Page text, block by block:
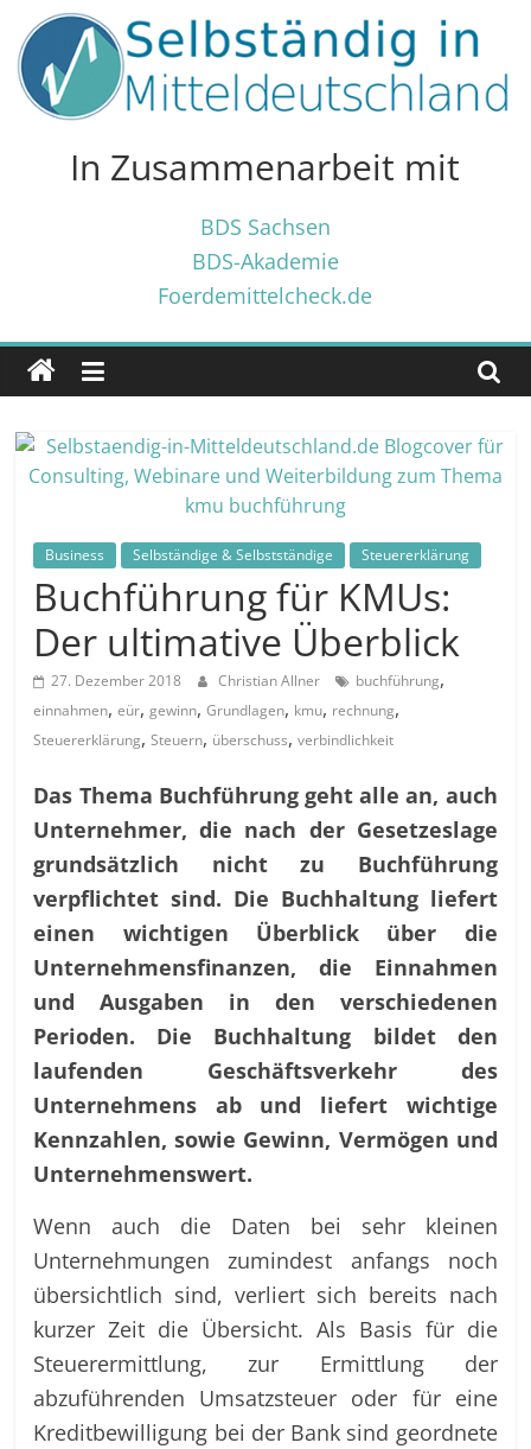
Inhalt
springen
Selbständig
Mitteldeutschland
Tricks
✓
für
und
Gründer
und
außerhalb
Mitteldeutschlands
In Zusammenarbeit mit
BDS Sachsen
BDS-Akademie
Foerdemittelcheck.de
Business Selbständige & Selbstständige Steuererklärung
Buchführung für KMUs:
Der ultimative Überblick
27. Dezember 2018 Christian Allner buchführung,
einnahmen,eür,gewinn,Grundlagen, kmu, rechnung,
Steuererklärung,Steuern, überschuss,verbindlichkeit
Das Thema Buchführung geht alle an, auch
Unternehmer, die nach der Gesetzeslage
grundsätzlich nicht zu Buchführung
verpflichtet sind. Die Buchhaltung liefert
einen wichtigen Überblick über die
Unternehmensfinanzen, die Einnahmen
und Ausgaben in den verschiedenen
Perioden. Die Buchhaltung bildet den
laufenden Geschäftsverkehr des
Unternehmens ab und liefert wichtige
Kennzahlen, sowie Gewinn, Vermögen und
Unternehmenswert.
Wenn auch die Daten bei sehr kleinen
Unternehmungen zumindest anfangs noch
übersichtlich sind, verliert sich bereits nach
kurzer Zeit die Übersicht. Als Basis für die
Steuerermittlung, zur Ermittlung der
abzuführenden Umsatzsteuer oder für eine
Kreditbewilligung bei der Bank sind geordnete